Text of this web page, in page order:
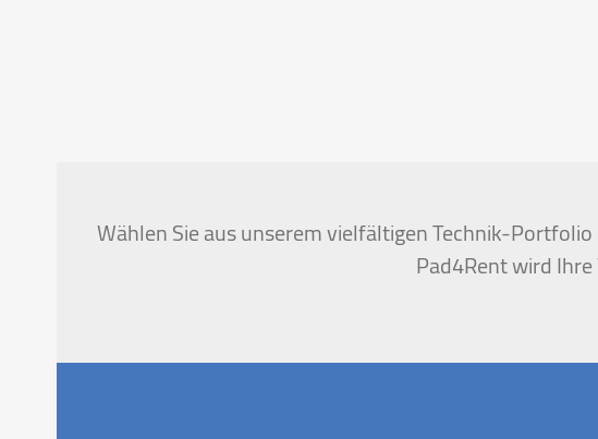
Wählen Sie aus unserem vielfältigen Technik-
Pad4Rent wird